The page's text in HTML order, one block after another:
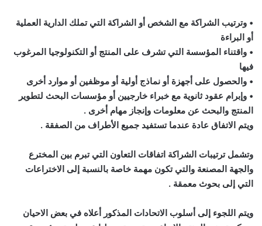
• وترتيب الشراكة مع الشخص أو الشراكة التي تملك الدارية العملية
أو البراءة
• واقتناء المؤسسة التي تشرف على المنتج أو التكنولوجيا المرغوب
فيها
• والحصول على أجهزة أو نماذج أولية أو موظفين أو موارد أخرى
• وإبرام عقود ثانوية مع خبراء خارجيين أو مؤسسات البحث لتطوير
المنتج والبحث عن معلومات وإنجاز مهام أخرى .
ويتم الاتفاق عادة عندما تستفيد جميع الأطراف من الصفقة .
وتشمل ترتيبات الشراكة اتفاقات التعاون التي تبرم بين المخترع
والجهة المصنعة والتي تكون مهمة خاصة بالنسبة إلى الاختراعات
التي إلى بحوث معمقة .
ويتم اللجوء إلى أسلوب الاتحادات المذكور أعلاه في بعض الاحيان